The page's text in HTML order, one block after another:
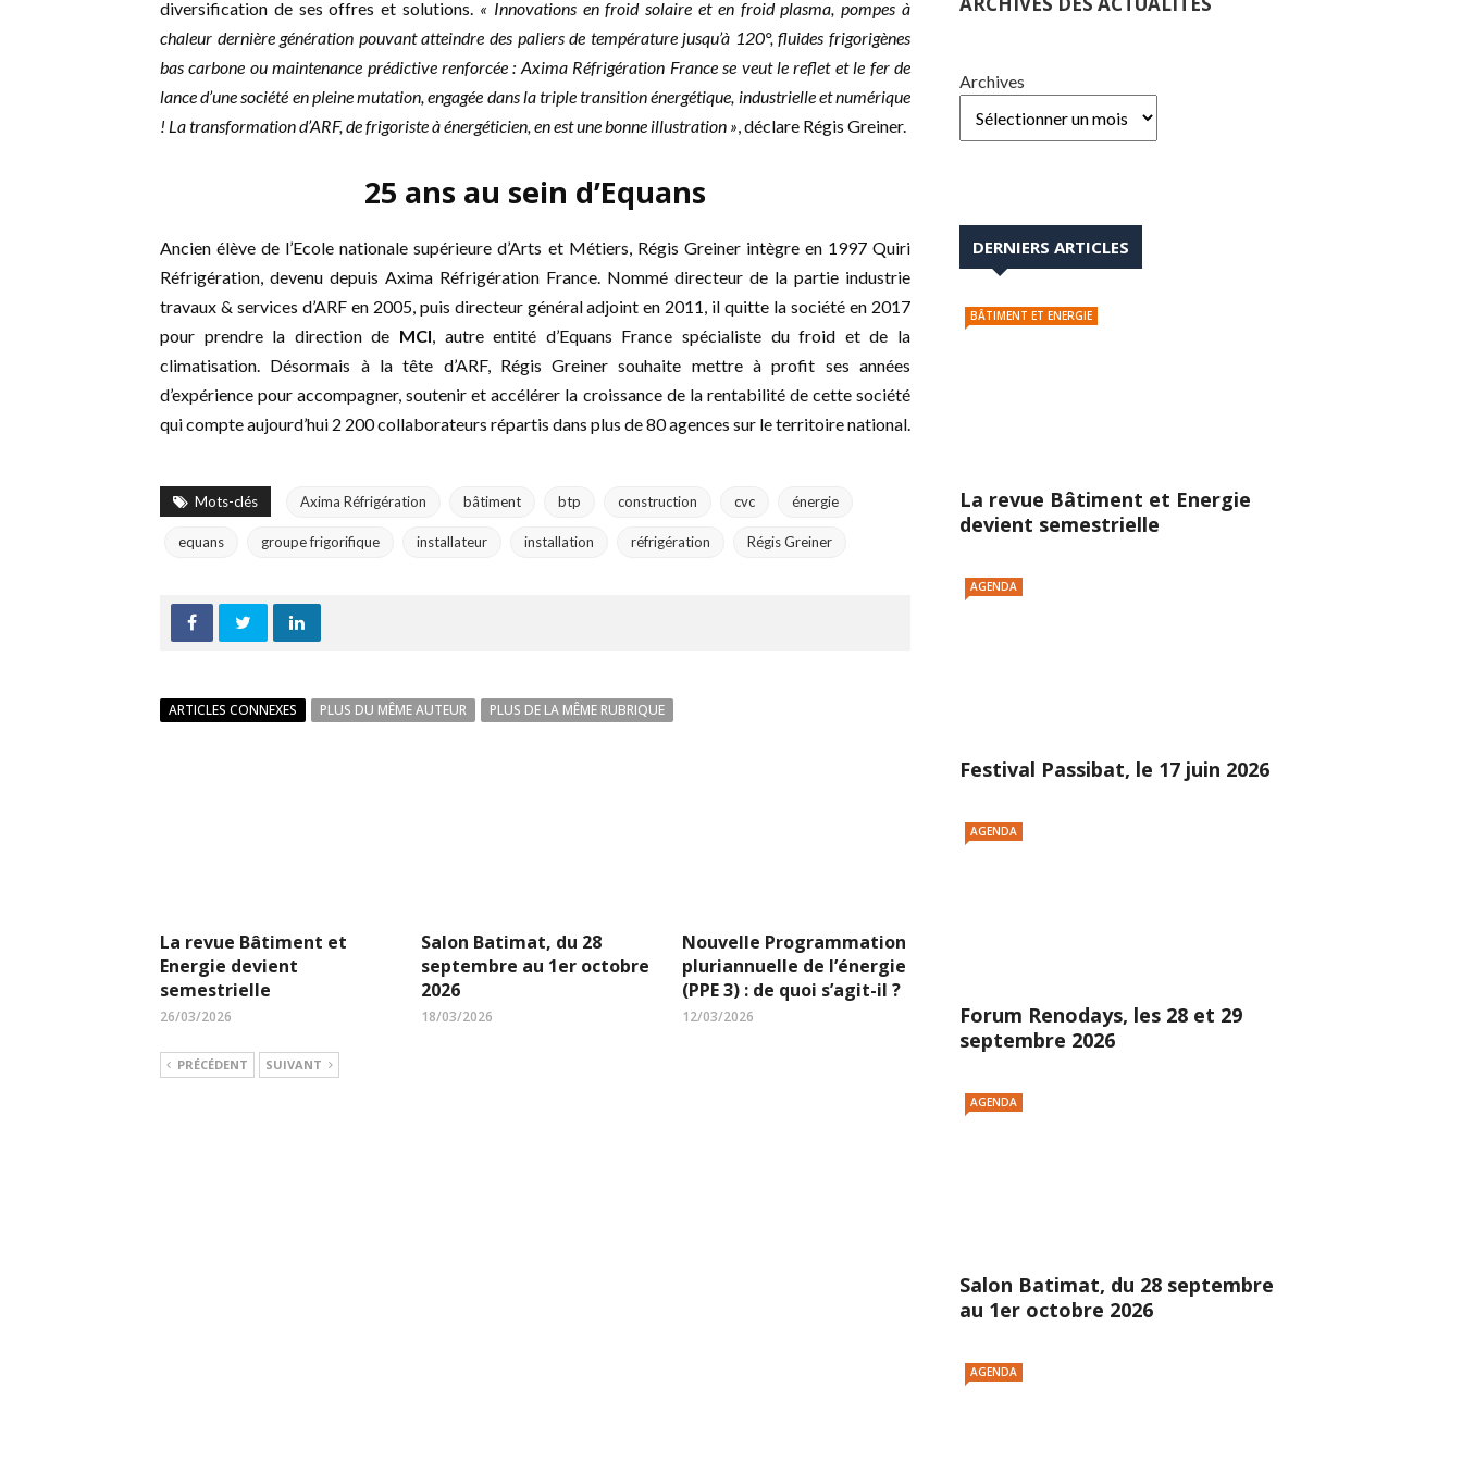
diversification de ses offres et solutions. « Innovations en froid solaire et en froid plasma, pompes à
chaleur dernière génération pouvant atteindre des paliers de température jusqu’à 120°, fluides frigorigènes
bas carbone ou maintenance prédictive renforcée : Axima Réfrigération France se veut le reflet et le fer de
lance d’une société en pleine mutation, engagée dans la triple transition énergétique, industrielle et numérique
! La transformation d’ARF, de frigoriste à énergéticien, en est une bonne illustration », déclare Régis Greiner.
25 ans au sein d’Equans
Ancien élève de l’Ecole nationale supérieure d’Arts et Métiers, Régis Greiner intègre en 1997 Quiri
Réfrigération, devenu depuis Axima Réfrigération France. Nommé directeur de la partie industrie
travaux & services d’ARF en 2005, puis directeur général adjoint en 2011, il quitte la société en 2017
pour prendre la direction de MCI, autre entité d’Equans France spécialiste du froid et de la
climatisation. Désormais à la tête d’ARF, Régis Greiner souhaite mettre à profit ses années
d’expérience pour accompagner, soutenir et accélérer la croissance de la rentabilité de cette société
qui compte aujourd’hui 2 200 collaborateurs répartis dans plus de 80 agences sur le territoire national.
Mots-clés Axima Réfrigération bâtiment btp construction cvc énergie
equans groupe frigorifique installateur installation réfrigération Régis Greiner
ARTICLES CONNEXES PLUS DU MÊME AUTEUR PLUS DE LA MÊME RUBRIQUE
La revue Bâtiment et
Energie devient
semestrielle
26/03/2026
Salon Batimat, du 28
septembre au 1er octobre
2026
18/03/2026
Nouvelle Programmation
pluriannuelle de l’énergie
(PPE 3) : de quoi s’agit-il ?
12/03/2026
PRÉCÉDENT SUIVANT
Archives
DERNIERS ARTICLES
BÂTIMENT ET ENERGIE
La revue Bâtiment et Energie
devient semestrielle
AGENDA
Festival Passibat, le 17 juin 2026
AGENDA
Forum Renodays, les 28 et 29
septembre 2026
AGENDA
Salon Batimat, du 28 septembre
au 1er octobre 2026
AGENDA